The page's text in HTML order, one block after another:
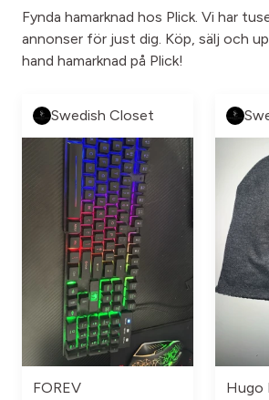
Fynda hamarknad hos Plick. Vi har
annonser för just dig. Köp, sälj och
hand hamarknad på Plick!
Swedish Closet
FOREV
Hugo